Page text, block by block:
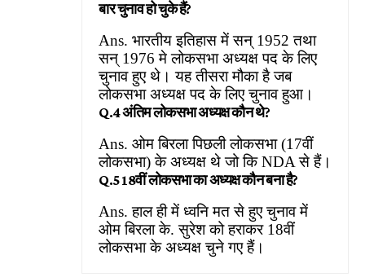
बार चुनाव हो चुके हैं?
Ans. भारतीय इतिहास में सन् 1952 तथा
सन् 1976 मे लोकसभा अध्यक्ष पद के लिए
चुनाव हुए थे। यह तीसरा मौका है जब
लोकसभा अध्यक्ष पद के लिए चुनाव हुआ।
Q.4 अंतिम लोकसभा अध्यक्ष कौन थे?
Ans. ओम बिरला पिछली लोकसभा (17वीं
लोकसभा) के अध्यक्ष थे जो कि NDA से हैं।
Q.5 18वीं लोकसभा का अध्यक्ष कौन बना है?
Ans. हाल ही में ध्वनि मत से हुए चुनाव में
ओम बिरला के. सुरेश को हराकर 18वीं
लोकसभा के अध्यक्ष चुने गए हैं।